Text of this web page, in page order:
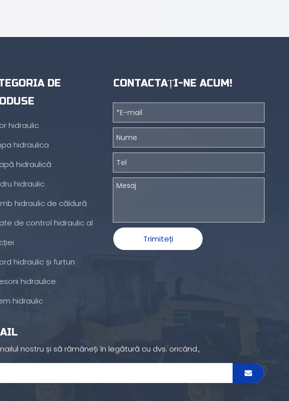
DE
hidraulic
hidraulica
hidraulică
hidraulic
hidraulic de căldură
de control hidraulic al
hidraulic și furtun
hidraulice
hidraulic
CONTACTAȚI-NE ACUM!
Trimiteți
nostru și să rămâneți în legătură cu dvs. oricând。